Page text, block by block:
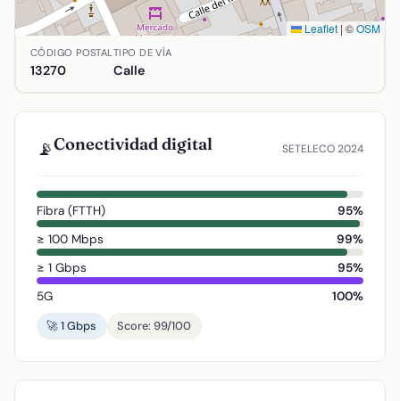
Leaflet | ©OSM
Ubicación de Pedro Carmona en Almagro, Ciudad Real.
CÓDIGO POSTAL
13270
TIPO DE VÍA
Calle
📡Conectividad digital SETELECO 2024
Fibra (FTTH)
95%
≥ 100 Mbps
99%
≥ 1 Gbps
95%
5G
100%
🚀 1 Gbps
Score: 99/100